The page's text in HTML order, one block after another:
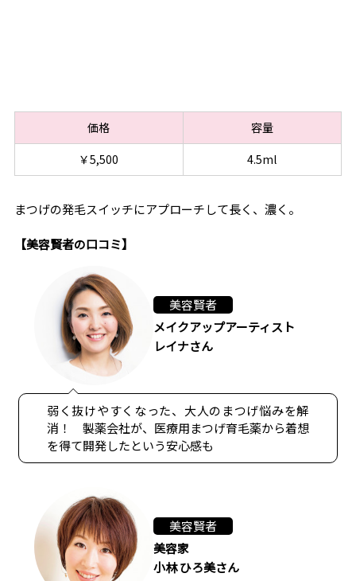
価格
容量
￥5,500
4.5ml
まつげの発毛スイッチにアプローチして長く、濃く。
【美容賢者の口コミ】
美容賢者
メイクアップアーティスト
レイナさん
弱く抜けやすくなった、大人のまつげ悩みを解
消！ 製薬会社が、医療用まつげ育毛薬から着想
を得て開発したという安心感も
美容賢者
美容家
小林 ひろ美さん